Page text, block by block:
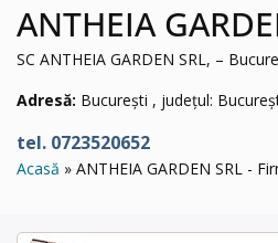
ANTHEIA
SC ANTHEIA GARDEN SRL, –
Adresă: București , județul:
tel. 0723520652
Acasă ANTHEIA GARDEN SRL -